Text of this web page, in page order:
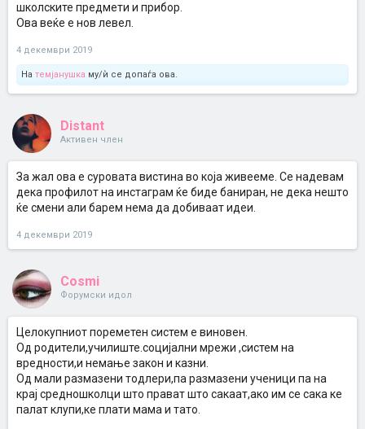
школските предмети и прибор.
Ова веќе е нов левел.
4 декември 2019
На темјанушка му/ѝ се допаѓа ова.
Distant
Активен член
За жал ова е суровата вистина во која живееме. Се надевам
дека профилот на инстаграм ќе биде баниран, не дека нешто
ќе смени али барем нема да добиваат идеи.
4 декември 2019
Cosmi
Форумски идол
Целокупниот пореметен систем е виновен.
Од родители,училиште.социјални мрежи ,систем на
вредности,и немање закон и казни.
Од мали размазени тодлери,па размазени ученици па на
крај средношколци што прават што сакаат,ако им се сака ке
палат клупи,ке плати мама и тато.